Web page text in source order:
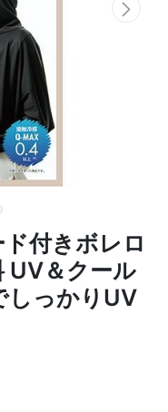
付きボレロ
UV＆クール
しっかりUV